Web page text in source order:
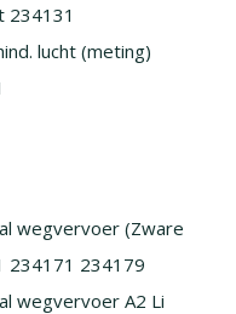
234131
lucht (meting)
wegvervoer (Zware
234171 234179
wegvervoer A2 Li